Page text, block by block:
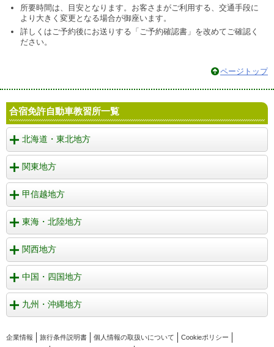
所要時間は、目安となります。お客さまがご利用する、交通手段に
より大きく変更となる場合が御座います。
詳しくはご予約後にお送りする「ご予約確認書」を改めてご確認く
ださい。
ページトップ
合宿免許自動車教習所一覧
北海道・東北地方
関東地方
甲信越地方
東海・北陸地方
関西地方
中国・四国地方
九州・沖縄地方
企業情報 旅行条件説明書 個人情報の取扱いについて Cookieポリシー